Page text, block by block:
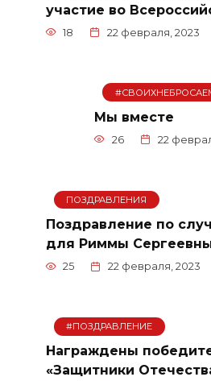
участие во
18 22 февраля, 2023
Мы вместе
26 22
ПОЗДРАВЛЕНИЯ
Поздравление по
для Риммы
25 22 февраля, 2023
#ПОЗДРАВЛЕНИЕ
Награждены
«Защитники